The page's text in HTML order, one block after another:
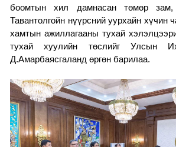
боомтын хил дамнасан төмөр зам,
Тавантолгойн нүүрсний уурхайн хүчин
хамтын ажиллагааны тухай
тухай хуулийн төслийг Улсын
Д.Амарбаясгаланд өргөн барилаа.